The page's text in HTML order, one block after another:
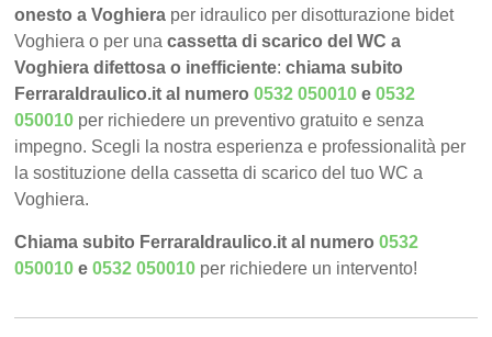
onesto a Voghiera per idraulico per disotturazione bidet
Voghiera o per unacassetta di scarico del WC a
Voghiera difettosa o inefficiente:chiama subito
FerraraIdraulico.it al numero0532 050010 e0532
050010 per richiedere un preventivo gratuito e senza
impegno. Scegli la nostra esperienza e professionalità per
la sostituzione della cassetta di scarico del tuo WC a
Voghiera.
Chiama subito FerraraIdraulico.it al numero0532
050010 e0532 050010 per richiedere un intervento!